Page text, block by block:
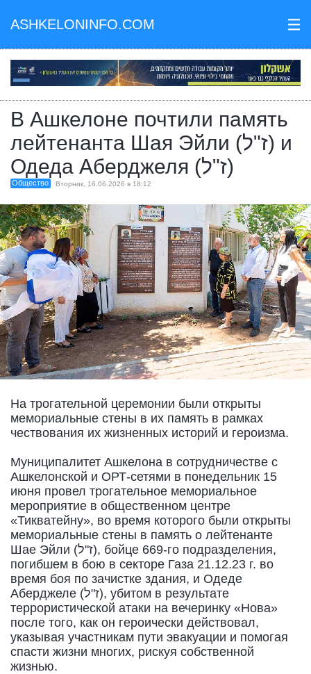
ASHKELONINFO.COM III
В Ашкелоне почтили память
лейтенанта Шая Эйли (ז"ל) и
Одеда Аберджеля (ז"ל)
Общество Вторник, 16.06.2026 в 18:12
На трогательной церемонии были открыты
мемориальные стены в их память в рамках
чествования их жизненных историй и героизма.
Муниципалитет Ашкелона в сотрудничестве с
Ашкелонской и ОРТ-сетями в понедельник 15
июня провел трогательное мемориальное
мероприятие в общественном центре
«Тикватейну», во время которого были открыты
мемориальные стены в память о лейтенанте
Шае Эйли (ז"ל), бойце 669-го подразделения,
погибшем в бою в секторе Газа 21.12.23 г. во
время боя по зачистке здания, и Одеде
Аберджеле (ז"ל), убитом в результате
террористической атаки на вечеринку «Нова»
после того, как он героически действовал,
указывая участникам пути эвакуации и помогая
спасти жизни многих, рискуя собственной
жизнью.